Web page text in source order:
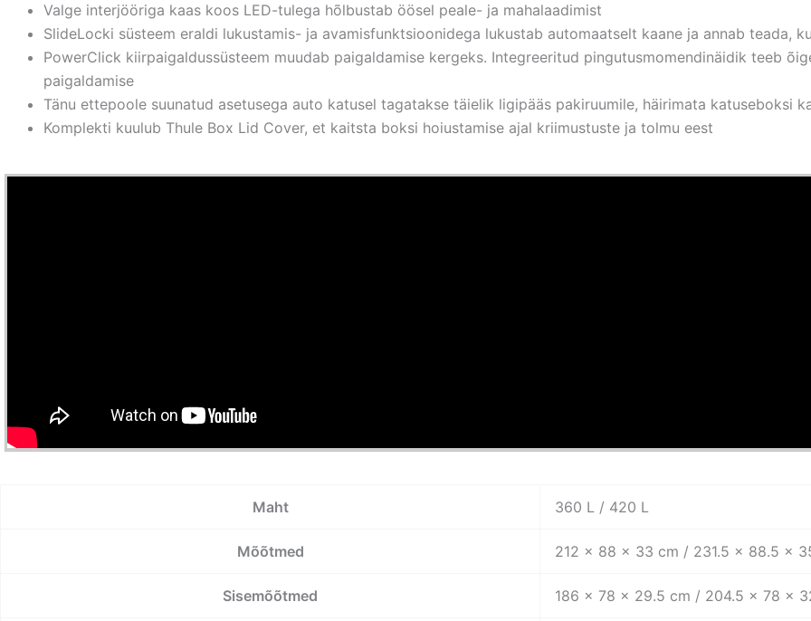
Valge interjööriga kaas koos LED-tulega hõlbustab öösel peale- ja mahalaadimist
SlideLocki süsteem eraldi lukustamis- ja avamisfunktsioonidega lukustab automaatselt kaane ja annab teada,
PowerClick kiirpaigaldussüsteem muudab paigaldamise kergeks. Integreeritud pingutusmomendinäidik teeb
paigaldamise
Tänu ettepoole suunatud asetusega auto katusel tagatakse täielik ligipääs pakiruumile, häirimata katuseboksi
Komplekti kuulub Thule Box Lid Cover, et kaitsta boksi hoiustamise ajal kriimustuste ja tolmu eest
Maht 360 L / 420 L
Mõõtmed 212 x 88 x 33 cm / 231.5 x 88.5 x
Sisemõõtmed 186 x 78 x 29.5 cm / 204.5 x 78 x